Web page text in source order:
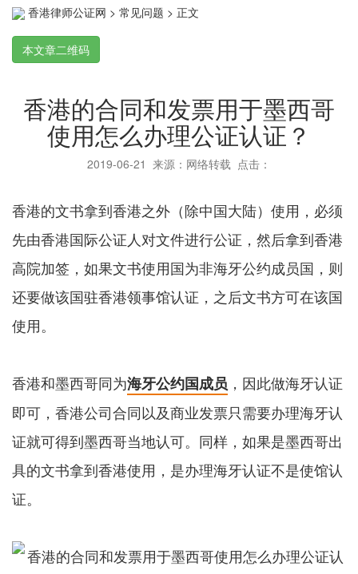
香港律师公证网 > 常见问题 > 正文
本文章二维码
香港的合同和发票用于墨西哥
使用怎么办理公证认证？
2019-06-21 来源：网络转载 点击：
香港的文书拿到香港之外（除中国大陆）使用，必须
先由香港国际公证人对文件进行公证，然后拿到香港
高院加签，如果文书使用国为非海牙公约成员国，则
还要做该国驻香港领事馆认证，之后文书方可在该国
使用。
香港和墨西哥同为海牙公约国成员 ，因此做海牙认证
即可，香港公司合同以及商业发票只需要办理海牙认
证就可得到墨西哥当地认可。同样，如果是墨西哥出
具的文书拿到香港使用，是办理海牙认证不是使馆认
证。